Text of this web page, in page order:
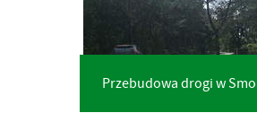
Przebudowa drogi w